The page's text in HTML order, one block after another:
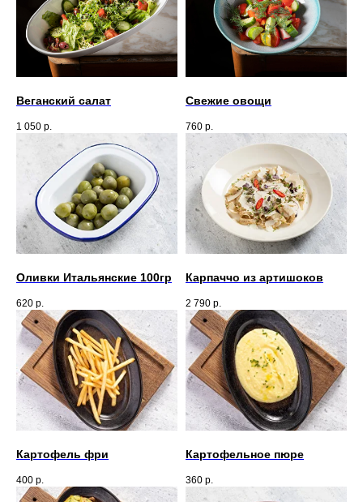
Веганский салат
1 050 р.
Свежие овощи
760 р.
Оливки Итальянские 100гр
620 р.
Карпаччо из артишоков
2 790 р.
Картофель фри
400 р.
Картофельное пюре
360 р.